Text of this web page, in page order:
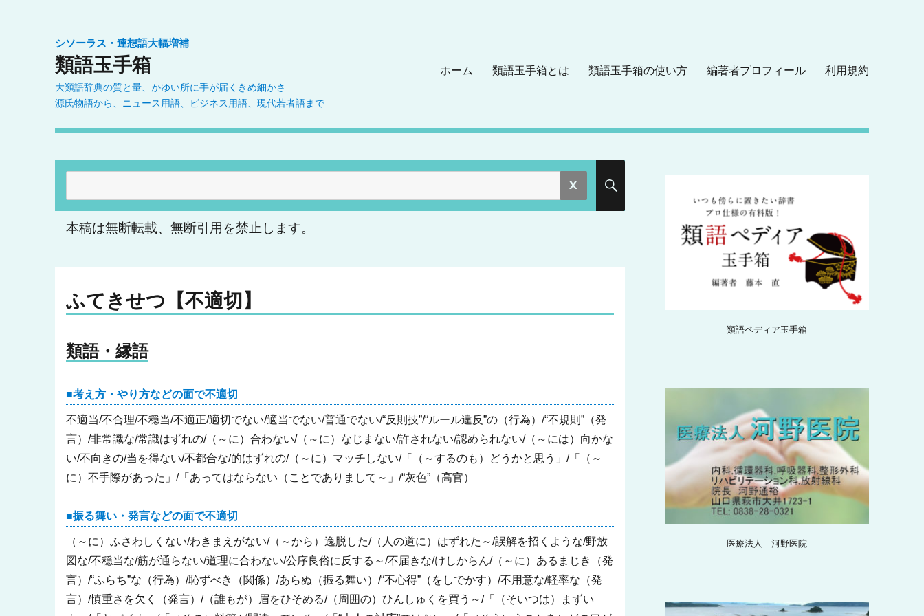
シソーラス・連想語大幅増補
類語玉手箱
大類語辞典の質と量、かゆい所に手が届くきめ細かさ
源氏物語から、ニュース用語、ビジネス用語、現代若者語まで
ホーム 類語玉手箱とは 類語玉手箱の使い方 編著者プロフィール 利用規約
索:
本稿は無断転載、無断引用を禁止します。
ふてきせつ【不適切】
類語・縁語
考え方・やり方などの面で不適切
不適当/不合理/不穏当/不適正/適切でない/適当でない/普通でない/“反則技”/“ルール違反”の（行為）/“不規則”（発
言）/非常識な/常識はずれの/（～に）合わない/（～に）なじまない/許されない/認められない/（～には）向かな
い/不向きの/当を得ない/不都合な/的はずれの/（～に）マッチしない/「（～するのも）どうかと思う」/「（～
に）不手際があった」/「あってはならない（ことでありまして～」/“灰色”（高官）
振る舞い・発言などの面で不適切
（～に）ふさわしくない/わきまえがない/（～から）逸脱した/（人の道に）はずれた～/誤解を招くような/野放
図な/不穏当な/筋が通らない/道理に合わない/公序良俗に反する～/不届きな/けしからん/（～に）あるまじき（発
言）/“ふらち”な（行為）/恥ずべき（関係）/あらぬ（振る舞い）/“不心得”（をしでかす）/不用意な/軽率な（発
言）/慎重さを欠く（発言）/（誰もが）眉をひそめる/（周囲の）ひんしゅくを買う～/「（そいつは）まずい
類語ペディア玉手箱
医療法人 河野医院